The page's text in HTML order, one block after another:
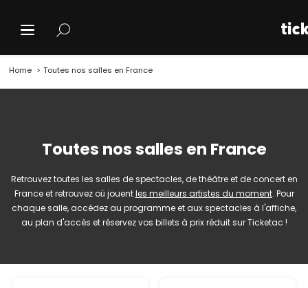
Home Toutes nos salles en France
Toutes nos salles en France
Retrouvez toutes les salles de spectacles, de théâtre et de concert en
France et retrouvez où jouentles meilleurs artistes du moment. Pour
chaque salle, accédez au programme et aux spectacles à l'affiche,
au plan d'accès et réservez vos billets à prix réduit sur Ticketac !